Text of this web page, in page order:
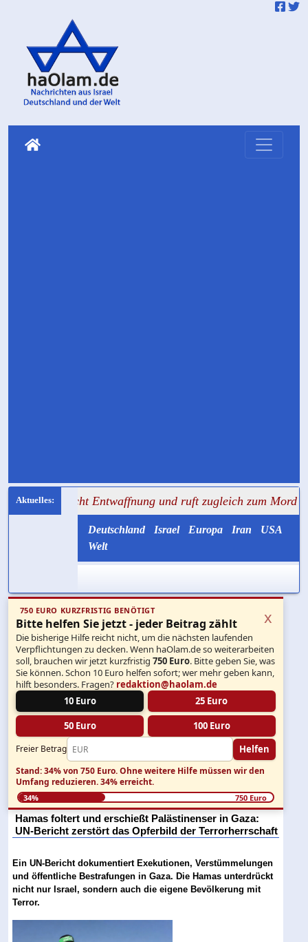
Entwaffnung und ruft zugleich zum Mord an
Deutschland Israel Europa Iran
USA
Welt
750 EURO KURZFRISTIG BENÖTIGT
Bitte helfen Sie jetzt - jeder Beitrag zählt
Die bisherige Hilfe reicht nicht, um die nächsten laufenden
Verpflichtungen zu decken. Wenn haOlam.de so weiterarbeiten
soll, brauchen wir jetzt kurzfristig750 Euro. Bitte geben Sie, was
Sie können. Schon 10 Euro helfen sofort; wer mehr geben kann,
hilft besonders. Fragen? redaktion@haolam.de
10 Euro
25 Euro
50 Euro 100 Euro
Freier Betrag Helfen
x
Stand: 34% von 750 Euro.Ohne weitere Hilfe müssen wir den
Umfang reduzieren.34% erreicht.
34% 750 Euro
Hamas foltert und erschießt Palästinenser in Gaza:
UN-Bericht zerstört das Opferbild der Terrorherrschaft
Ein UN-Bericht dokumentiert Exekutionen, Verstümmelungen
und öffentliche Bestrafungen in Gaza. Die Hamas unterdrückt
nicht nur Israel, sondern auch die eigene Bevölkerung mit
Terror.